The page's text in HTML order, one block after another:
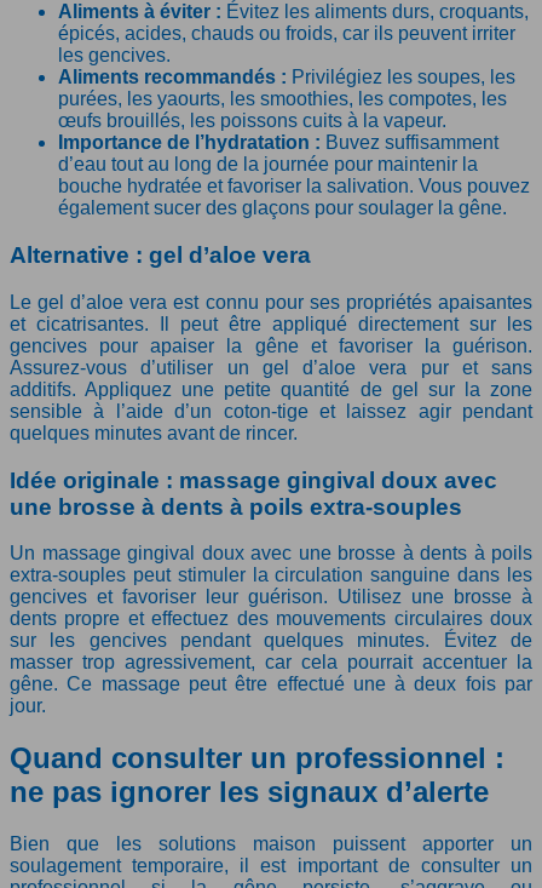
Aliments à éviter : Évitez les aliments durs, croquants,
épicés, acides, chauds ou froids, car ils peuvent irriter
les gencives.
Aliments recommandés : Privilégiez les soupes, les
purées, les yaourts, les smoothies, les compotes, les
œufs brouillés, les poissons cuits à la vapeur.
Importance de l’hydratation : Buvez suffisamment
d’eau tout au long de la journée pour maintenir la
bouche hydratée et favoriser la salivation. Vous pouvez
également sucer des glaçons pour soulager la gêne.
Alternative : gel d’aloe vera
Le gel d’aloe vera est connu pour ses propriétés apaisantes
et cicatrisantes. Il peut être appliqué directement sur les
gencives pour apaiser la gêne et favoriser la guérison.
Assurez-vous d’utiliser un gel d’aloe vera pur et sans
additifs. Appliquez une petite quantité de gel sur la zone
sensible à l’aide d’un coton-tige et laissez agir pendant
quelques minutes avant de rincer.
Idée originale : massage gingival doux avec
une brosse à dents à poils extra-souples
Un massage gingival doux avec une brosse à dents à poils
extra-souples peut stimuler la circulation sanguine dans les
gencives et favoriser leur guérison. Utilisez une brosse à
dents propre et effectuez des mouvements circulaires doux
sur les gencives pendant quelques minutes. Évitez de
masser trop agressivement, car cela pourrait accentuer la
gêne. Ce massage peut être effectué une à deux fois par
jour.
Quand consulter un professionnel :
ne pas ignorer les signaux d’alerte
Bien que les solutions maison puissent apporter un
soulagement temporaire, il est important de consulter un